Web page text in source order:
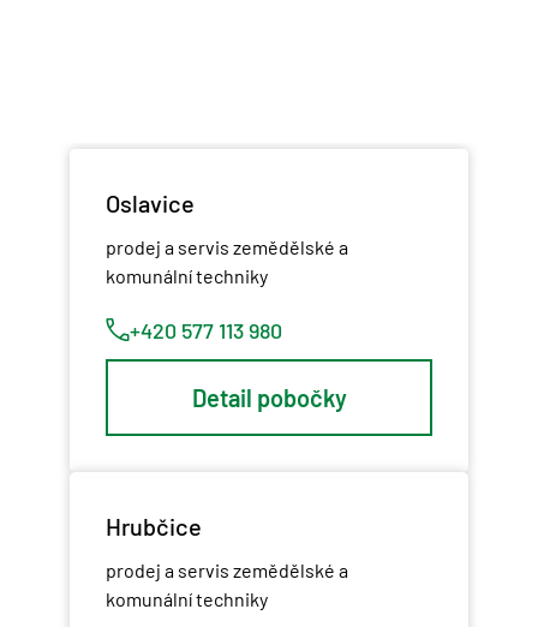
Oslavice
prodej a servis zemědělské a
komunální techniky
+420 577 113 980
Detail pobočky
Hrubčice
prodej a servis zemědělské a
komunální techniky